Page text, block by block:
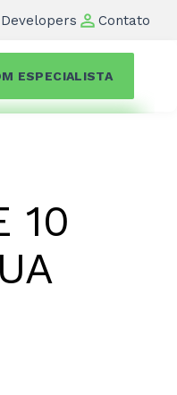
Developers Contato
ESPECIALISTA
10